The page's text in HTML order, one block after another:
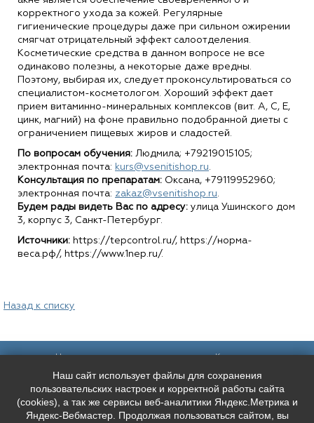
корректного ухода за кожей. Регулярные
гигиенические процедуры даже при сильном ожирении
смягчат отрицательный эффект салоотделения.
Косметические средства в данном вопросе не все
одинаково полезны, а некоторые даже вредны.
Поэтому, выбирая их, следует проконсультироваться со
специалистом-косметологом. Хороший эффект дает
прием витаминно-минеральных комплексов (вит. А, С, Е,
цинк, магний) на фоне правильно подобранной диеты с
ограничением пищевых жиров и сладостей.
По вопросам обучения: Людмила; +79219015105;
электронная почта: kurs@vsenitishop.ru
Консультация по препаратам: Оксана, +79119952960;
электронная почта: zakaz@vsenitishop.ru
Будем рады видеть Вас по адресу: улица Ушинского дом
3, корпус 3, Санкт-Петербург.
Источники: https://tepcontrol.ru/, https://норма-
веса.рф/, https://www.1nep.ru/.
Назад к списку
Наш адрес:
Санкт-Петербург,
Каменноостровский пр. 61/2, вход в
арку со стороны улицы Чапыгина
Режим работы: пн - пт: 10:00 - 18:00
Контакты:
+7 (921) 9606133
+7 (991) 0165010
mederispb@yandex.ru
Наш сайт использует файлы для сохранения
пользовательских настроек и корректной работы сайта
(cookies), а так же сервисы веб-аналитики Яндекс.Метрика и
Яндекс-Вебмастер. Продолжая пользоваться сайтом, вы